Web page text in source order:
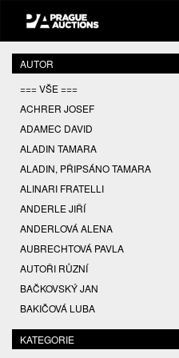
AUTOR
=== VŠE ===
ACHRER JOSEF
ADAMEC DAVID
ALADIN TAMARA
ALADIN, PŘIPSÁNO TAMARA
ALINARI FRATELLI
ANDERLE JIŘÍ
ANDERLOVÁ ALENA
AUBRECHTOVÁ PAVLA
AUTOŘI RŮZNÍ
BAČKOVSKÝ JAN
BAKIČOVÁ LUBA
BALCAR JIŘÍ
BALCAR KAREL
KATEGORIE